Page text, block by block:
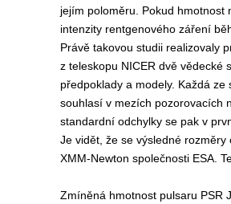
jejím poloměru. Pokud hmotnost
intenzity rentgenového záření
Právě takovou studii realizovaly
z teleskopu NICER dvě vědecké
předpoklady a modely. Každá
souhlasí v mezích pozorovacích
standardní odchylky se pak v
Je vidět, že se výsledné
XMM-Newton společnosti ESA.
Zmíněná hmotnost pulsaru PSR